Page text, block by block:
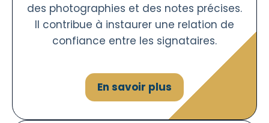
des photographies et des notes précises.
Il contribue à instaurer une relation de
confiance entre les signataires.
En savoir plus